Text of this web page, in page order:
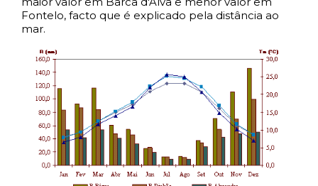
Fontelo, facto que é explicado pela distância ao
mar.